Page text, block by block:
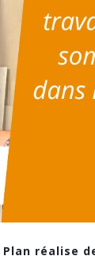
Plan réalise